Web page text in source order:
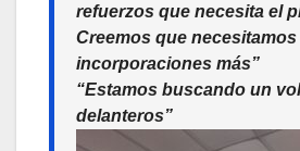
refuerzos que necesita el
Creemos que necesitamos
incorporaciones más”
“Estamos buscando un
delanteros”